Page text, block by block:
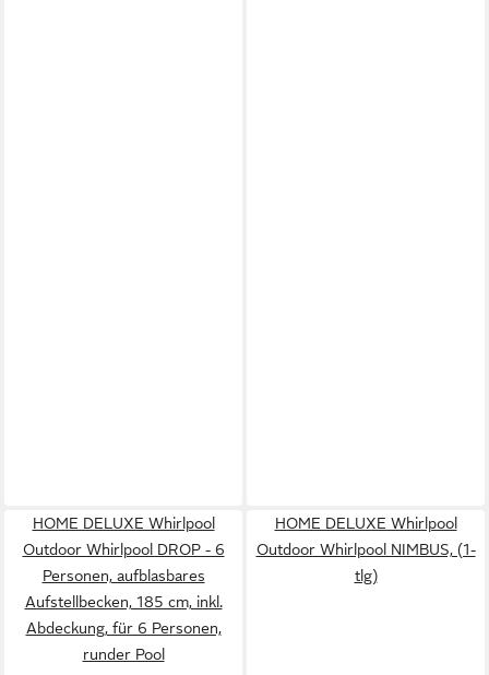
HOME DELUXE Whirlpool
Outdoor Whirlpool DROP - 6
Personen, aufblasbares
Aufstellbecken, 185 cm, inkl.
Abdeckung, für 6 Personen,
runder Pool
HOME DELUXE Whirlpool
Outdoor Whirlpool NIMBUS, (1-
tlg)